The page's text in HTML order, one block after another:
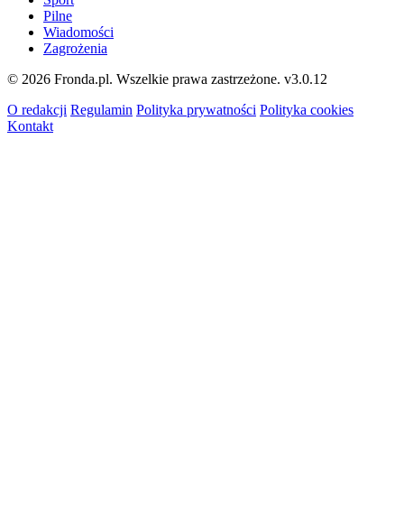
Pilne
Wiadomości
Zagrożenia
© 2026 Fronda.pl. Wszelkie prawa zastrzeżone. v3.0.12
O redakcji Regulamin Polityka prywatności Polityka cookies
Kontakt